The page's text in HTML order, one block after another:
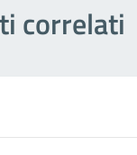
correlati